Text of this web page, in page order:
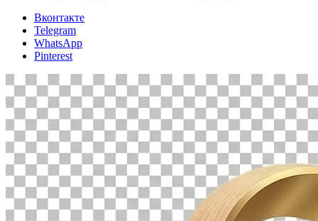
Вконтакте
Telegram
WhatsApp
Pinterest